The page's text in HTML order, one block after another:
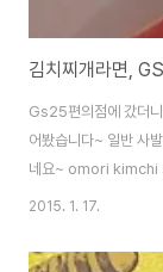
Gs25편의점에 갔더
어봤습니다~ 일반 사
네요~ omori kimchi
가 가능하다고 하네요
성하는 저장고라고 하
2015. 1. 17.